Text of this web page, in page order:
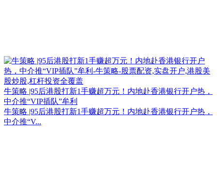
牛策略 |95后港股打新1手赚超万元！内地赴香港银行开户热，
中介推“VIP插队”牟利
牛策略 |95后港股打新1手赚超万元！内地赴香港银行开户热，
中介推“V...